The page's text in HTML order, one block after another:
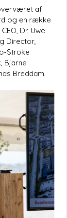
af
og en række
Dr. Uwe
Director,
Stroke
Bjarne
Breddam.